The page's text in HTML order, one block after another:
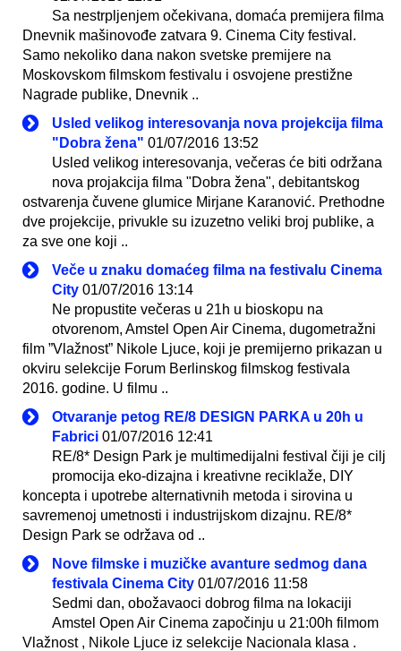
Sa nestrpljenjem očekivana, domaća premijera filma
Dnevnik mašinovođe zatvara 9. Cinema City festival.
Samo nekoliko dana nakon svetske premijere na
Moskovskom filmskom festivalu i osvojene prestižne
Nagrade publike, Dnevnik ..
Usled velikog interesovanja nova projekcija filma
"Dobra žena" 01/07/2016 13:52
Usled velikog interesovanja, večeras će biti održana
nova projakcija filma "Dobra žena", debitantskog
ostvarenja čuvene glumice Mirjane Karanović. Prethodne
dve projekcije, privukle su izuzetno veliki broj publike, a
za sve one koji ..
Veče u znaku domaćeg filma na festivalu Cinema
City 01/07/2016 13:14
Ne propustite večeras u 21h u bioskopu na
otvorenom, Amstel Open Air Cinema, dugometražni
film ”Vlažnost” Nikole Ljuce, koji je premijerno prikazan u
okviru selekcije Forum Berlinskog filmskog festivala
2016. godine. U filmu ..
Otvaranje petog RE/8 DESIGN PARKA u 20h u
Fabrici 01/07/2016 12:41
RE/8* Design Park je multimedijalni festival čiji je cilj
promocija eko-dizajna i kreativne reciklaže, DIY
koncepta i upotrebe alternativnih metoda i sirovina u
savremenoj umetnosti i industrijskom dizajnu. RE/8*
Design Park se održava od ..
Nove filmske i muzičke avanture sedmog dana
festivala Cinema City 01/07/2016 11:58
Sedmi dan, obožavaoci dobrog filma na lokaciji
Amstel Open Air Cinema započinju u 21:00h filmom
Vlažnost , Nikole Ljuce iz selekcije Nacionala klasa .